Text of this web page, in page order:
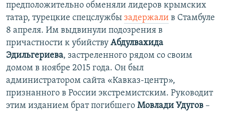
предположительно обменяли лидеров крымских
татар, турецкие спецслужбы задержали в Стамбуле
8 апреля. Им выдвинули подозрения в
причастности к убийству Абдулвахида
Эдильгериева, застреленного рядом со своим
домом в ноябре 2015 года. Он был
администратором сайта «Кавказ-центр»,
признанного в России экстремистским. Руководит
этим изданием брат погибшего Мовлади Удугов –